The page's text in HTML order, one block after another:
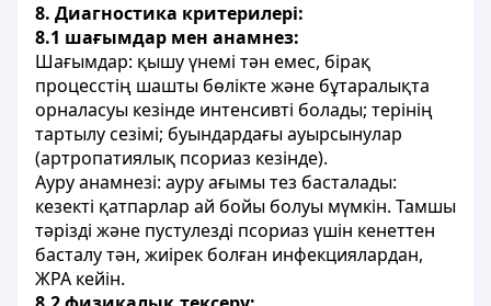
8. Диагностика критерилері:
8.1 шағымдар мен анамнез:
Шағымдар: қышу үнемі тән емес, бірақ
процесстің шашты бөлікте және бұтаралықта
орналасуы кезінде интенсивті болады; терінің
тартылу сезімі; буындардағы ауырсынулар
(артропатиялық псориаз кезінде).
Ауру анамнезі: ауру ағымы тез басталады:
кезекті қатпарлар ай бойы болуы мүмкін. Тамшы
тәрізді және пустулезді псориаз үшін кенеттен
басталу тән, жиірек болған инфекциялардан,
ЖРА кейін.